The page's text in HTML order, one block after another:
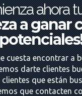
ahora
a ganar
cuesta encontrar a
darte clientes
que están
que contacten